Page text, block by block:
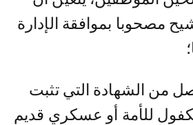
مصحوبا بموافقة الإدارة
من الشهادة التي تثبت
للأمة أو عسكري قديم